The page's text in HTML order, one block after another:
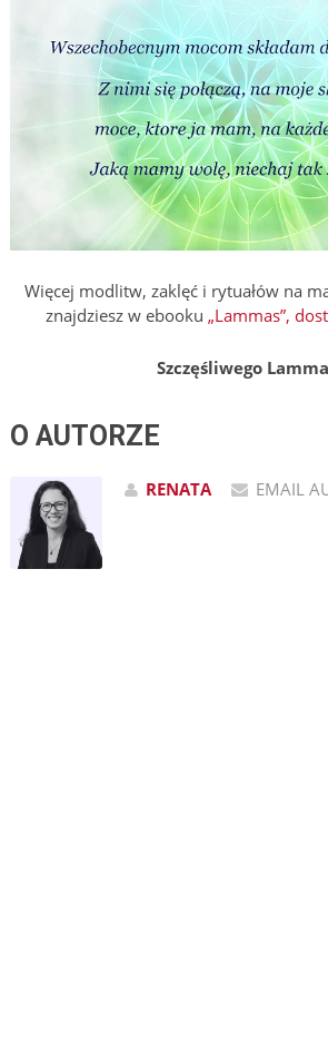
Więcej modlitw, zaklęć i rytuałów na
znajdziesz w ebooku „Lammas”,
Szczęśliwego
O AUTORZE
RENATA EMAIL